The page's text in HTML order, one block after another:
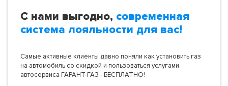
С нами выгодно, современная
система лояльности для вас!
Самые активные клиенты давно поняли как установить газ
на автомобиль со скидкой и пользоваться услугами
автосервиса ГАРАНТ-ГАЗ - БЕСПЛАТНО!